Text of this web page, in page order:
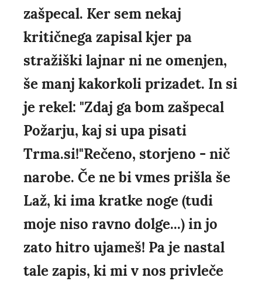
zašpecal. Ker sem nekaj
kritičnega zapisal kjer pa
stražiški lajnar ni ne omenjen,
še manj kakorkoli prizadet. In si
je rekel: "Zdaj ga bom zašpecal
Požarju, kaj si upa pisati
Trma.si!"Rečeno, storjeno - nič
narobe. Če ne bi vmes prišla še
Laž, ki ima kratke noge (tudi
moje niso ravno dolge...) in jo
zato hitro ujameš! Pa je nastal
tale zapis, ki mi v nos privleče